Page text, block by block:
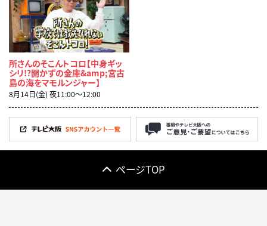
所さんのそこんトコロ【中身ギッ
シリ!?開かずの金庫&amp;宮古
島の海をマモルンジャー】
8月14日(金) 夜11:00〜12:00
ページTOP